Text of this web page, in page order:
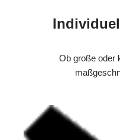
Ob große oder